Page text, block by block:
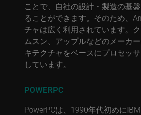
ことで、自社の設計・製造の基
ることができます。そのため、
チャは広く利用されています。
ムスン、アップルなどのメーカ
キテクチャをベースにプロセッ
しています。
POWERPC
PowerPCは、1990年代初めにIBM